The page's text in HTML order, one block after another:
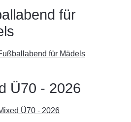
für
Ü70 - 2026